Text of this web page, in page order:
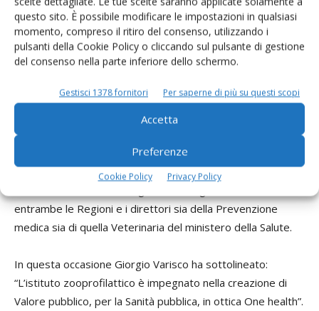
questo sito. È possibile modificare le impostazioni in qualsiasi
momento, compreso il ritiro del consenso, utilizzando i
pulsanti della Cookie Policy o cliccando sul pulsante di gestione
del consenso nella parte inferiore dello schermo.
Gestisci 1378 fornitori Per saperne di più su questi scopi
Accetta
Preferenze
Cookie Policy Privacy Policy
L’Istituto è impegnato nella creazione di
un orientamento perseguito nell'ottica
Qualche settimana fa a Brescia si è tenuto un incontro
particolarmente incisivo dal momento che ha permesso un
entrambe le Regioni e i direttori sia della Prevenzione
medica sia di quella Veterinaria del ministero della Salute.
In questa occasione Giorgio Varisco ha sottolineato:
“L’istituto zooprofilattico è impegnato nella creazione di
Valore pubblico, per la Sanità pubblica, in ottica One health”.